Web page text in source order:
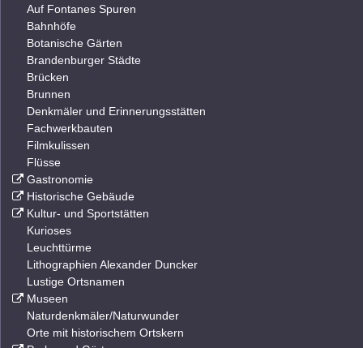
Auf Fontanes Spuren
Bahnhöfe
Botanische Gärten
Brandenburger Städte
Brücken
Brunnen
Denkmäler und Erinnerungsstätten
Fachwerkbauten
Filmkulissen
Flüsse
Gastronomie
Historische Gebäude
Kultur- und Sportstätten
Kurioses
Leuchttürme
Lithographien Alexander Duncker
Lustige Ortsnamen
Museen
Naturdenkmäler/Naturwunder
Orte mit historischem Ortskern